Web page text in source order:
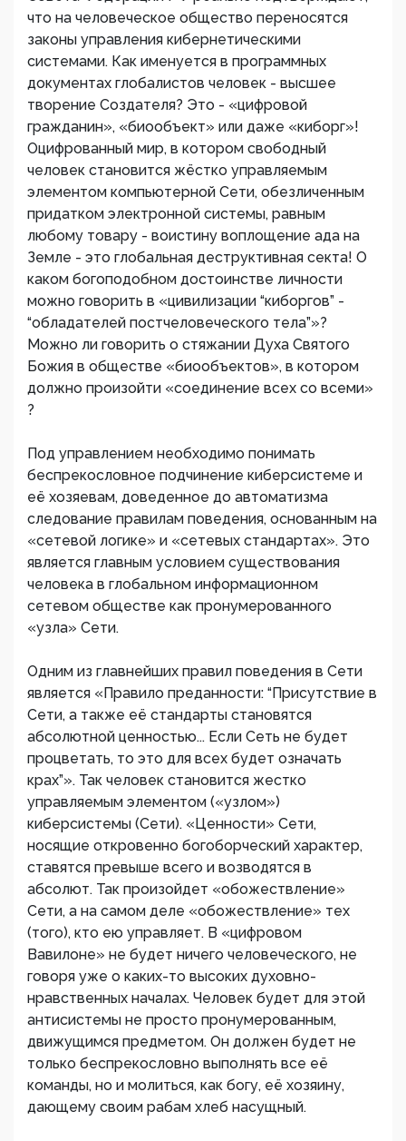
что на человеческое общество переносятся
законы управления кибернетическими
системами. Как именуется в программных
документах глобалистов человек - высшее
творение Создателя? Это - «цифровой
гражданин», «биообъект» или даже «киборг»!
Оцифрованный мир, в котором свободный
человек становится жёстко управляемым
элементом компьютерной Сети, обезличенным
придатком электронной системы, равным
любому товару - воистину воплощение ада на
Земле - это глобальная деструктивная секта! О
каком богоподобном достоинстве личности
можно говорить в «цивилизации “киборгов” -
“обладателей постчеловеческого тела”»?
Можно ли говорить о стяжании Духа Святого
Божия в обществе «биообъектов», в котором
должно произойти «соединение всех со всеми»
?
Под управлением необходимо понимать
беспрекословное подчинение киберсистеме и
её хозяевам, доведенное до автоматизма
следование правилам поведения, основанным на
«сетевой логике» и «сетевых стандартах». Это
является главным условием существования
человека в глобальном информационном
сетевом обществе как пронумерованного
«узла» Сети.
Одним из главнейших правил поведения в Сети
является «Правило преданности: “Присутствие в
Сети, а также её стандарты становятся
абсолютной ценностью... Если Сеть не будет
процветать, то это для всех будет означать
крах”». Так человек становится жестко
управляемым элементом («узлом»)
киберсистемы (Сети). «Ценности» Сети,
носящие откровенно богоборческий характер,
ставятся превыше всего и возводятся в
абсолют. Так произойдет «обожествление»
Сети, а на самом деле «обожествление» тех
(того), кто ею управляет. В «цифровом
Вавилоне» не будет ничего человеческого, не
говоря уже о каких-то высоких духовно-
нравственных началах. Человек будет для этой
антисистемы не просто пронумерованным,
движущимся предметом. Он должен будет не
только беспрекословно выполнять все её
команды, но и молиться, как богу, её хозяину,
дающему своим рабам хлеб насущный.